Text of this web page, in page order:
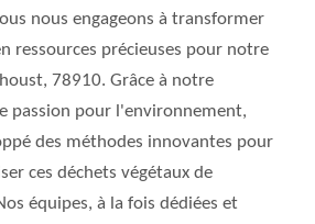
nous engageons à transformer
ressources précieuses pour notre
78910. Grâce à notre
passion pour l'environnement,
des méthodes innovantes pour
ces déchets végétaux de
équipes, à la fois dédiées et